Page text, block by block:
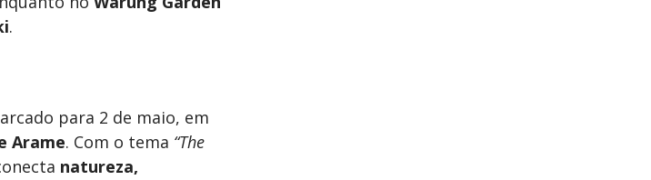
.
para 2 de maio, em
Arame. Com o tema “The
natureza,